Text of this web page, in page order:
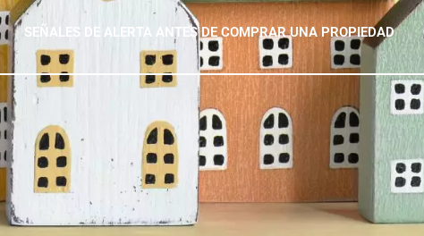
SEÑALES DE ALERTA ANTES DE COMPRAR UNA PROPIEDAD